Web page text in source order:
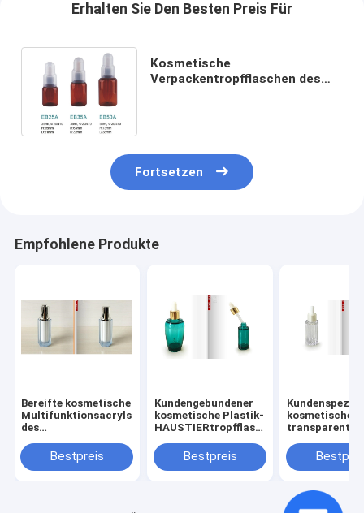
Erhalten Sie Den Besten Preis Für
Kosmetische
Verpackentropfflaschen des
Fortsetzen
Empfohlene Produkte
Bereifte kosmetische
Multifunktionsacrylsauerflasche
des
öls
Bestpreis
Kundengebundener
kosmetische Plastik-
HAUSTIERtropfflasche
Bestpreis
kosmetische
transparente
HAUSTIER des